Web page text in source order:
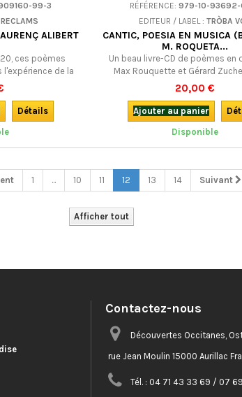
99-3
RECLAMS
ALIBERT
ces poèmes
l'expérience de la
ou encore dans
littéraires…
humaine...
voix-monde" dit
Détails
RÉFÉRENCE: 979-10-
EDITEUR / LABEL : TRÒBA
CANTIC, POESIA EN MUSICA
M. ROQUETA...
Un beau livre-CD de poèmes en
Max Rouquette et Gérard
castillan de Miguel Hernández
Machado, avec traduction
accompagné du CD de ces
mis en musique et chantés en
Superbe !
20,00 €
Ajouter au panier
Disponible
1 ... 10 11 12 13 14 Suivant
Afficher tout
Contactez-nous
Découvertes Occitanes,
rue Jean Moulin 15000 Aurillac
Tél. : 04 71 43 33 69 / 07